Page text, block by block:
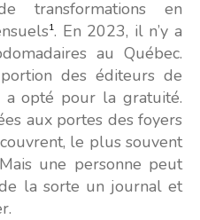
transformations en
1. En 2023, il n’y a
au Québec.
des éditeurs de
a opté pour la gratuité.
aux portes des foyers
le plus souvent
une personne peut
la sorte un journal et